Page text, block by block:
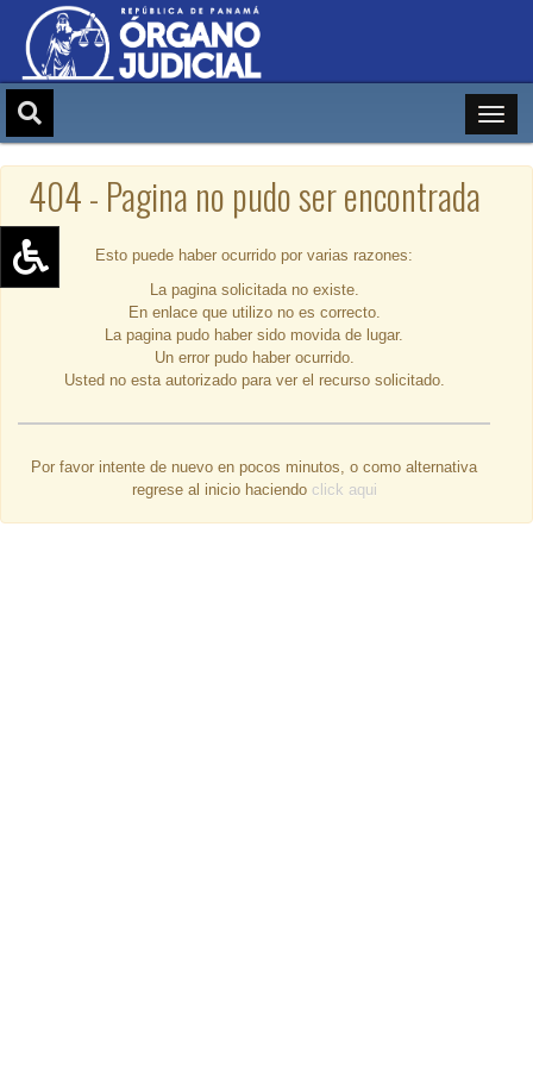
Aumentar texto (+)
Reducir texto (-)
Restablecer texto
Escala de grises
404 - Pagina no pudo ser encontrada
Esto puede haber ocurrido por varias razones:
La pagina solicitada no existe.
En enlace que utilizo no es correcto.
La pagina pudo haber sido movida de lugar.
Un error pudo haber ocurrido.
Usted no esta autorizado para ver el recurso solicitado.
Por favor intente de nuevo en pocos minutos, o como alternativa
regrese al inicio haciendo click aqui